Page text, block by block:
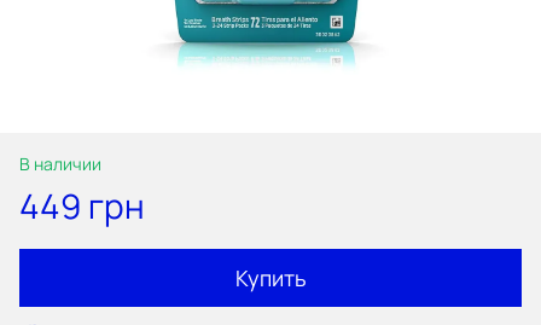
В наличии
449 грн
Купить